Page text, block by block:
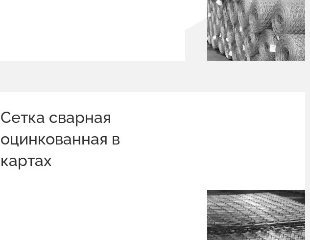
Сетка сварная
оцинкованная в
картах